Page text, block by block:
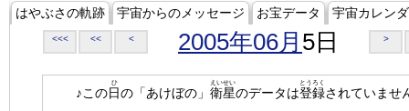
はやぶさの軌跡 宇宙からのメッセージ お宝データ 宇宙カレン
<<< << < 2005年06月 5日 >
♪この日
ひ
の「あけぼの」 衛星
えいせい
のデータは登録
とうろく
されていませ